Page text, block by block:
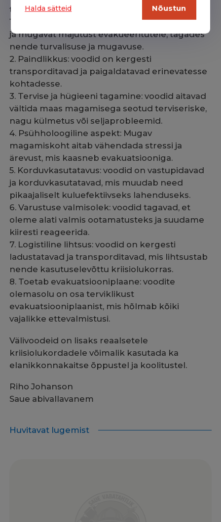
Halda sätteid Nõustun
täidavad evakuatsioonis järgmiseid eesmärke:
1. Kiire reageerimine: voodid võimaldavad kiiret
ja mugavat majutust evakueeritutele, tagades
nende turvalisuse ja mugavuse.
2. Paindlikkus: voodid on kergesti
transporditavad ja paigaldatavad erinevatesse
kohtadesse.
3. Tervise ja hügieeni tagamine: voodid aitavad
vältida maas magamisega seotud terviseriske,
nagu külmetus või seljaprobleemid.
4. Psühholoogiline aspekt: Mugav
magamiskoht aitab vähendada stressi ja
ärevust, mis kaasneb evakuatsiooniga.
5. Korduvkasutatavus: voodid on vastupidavad
ja korduvkasutatavad, mis muudab need
pikaajaliselt kuluefektiivseks lahenduseks.
6. Varustuse valmisolek: voodid tagavad, et
oleme alati valmis ootamatusteks ja suudame
kiiresti reageerida.
7. Logistiline lihtsus: voodid on kergesti
ladustatavad ja transporditavad, mis lihtsustab
nende kasutuselevõttu kriisiolukorras.
8. Toetab evakuatsiooniplaane: voodite
olemasolu on osa terviklikust
evakuatsiooniplaanist, mis hõlmab kõiki
vajalikke ettevalmistusi.
Välivoodeid on lisaks reaalsetele
kriisiolukordadele võimalik kasutada ka
elanikkonnakaitse õppustel ja koolitustel.
Riho Johanson
Saue abivallavanem
Huvitavat lugemist